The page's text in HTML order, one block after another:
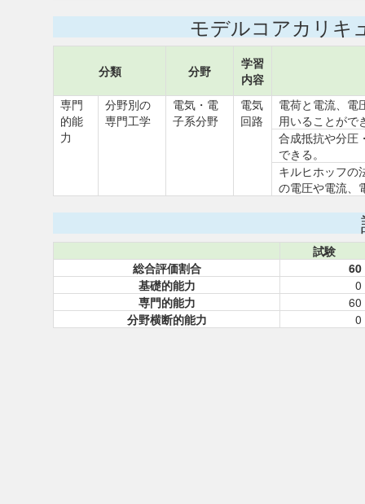
モデルコアカリキ
分類 分野
学習
内容
専門
的能
力
分野別の
専門工学
電気・電
子系分野
電気
回路
電荷と電流、電
用いることがで
合成抵抗や分圧
できる。
キルヒホッフの
の電圧や電流、
試験
総合評価割合
60
基礎的能力
0
専門的能力
60
分野横断的能力
0